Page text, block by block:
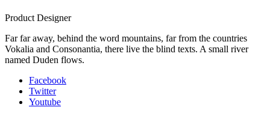
Product Designer
Far far away, behind the word mountains, far from the countries
Vokalia and Consonantia, there live the blind texts. A small river
named Duden flows.
Facebook
Twitter
Youtube